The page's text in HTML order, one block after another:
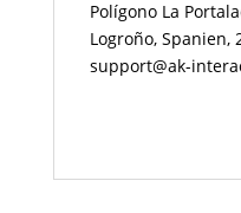
Polígono La
Logroño, Spanien,
support@ak-